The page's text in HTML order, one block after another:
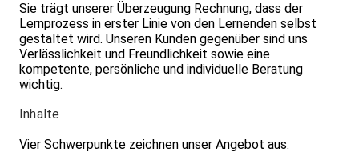
Sie trägt unserer Überzeugung Rechnung, dass der
Lernprozess in erster Linie von den Lernenden selbst
gestaltet wird. Unseren Kunden gegenüber sind uns
Verlässlichkeit und Freundlichkeit sowie eine
kompetente, persönliche und individuelle Beratung
wichtig.
Inhalte
Vier Schwerpunkte zeichnen unser Angebot aus: